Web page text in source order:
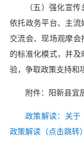
（五）强化宣
依托政务平台、主
交流会、现场观摩
的标准化模式，并
验，争取政策支持和
附件：阳新县宜
政策解读：关于
政策解读（点击跳转）